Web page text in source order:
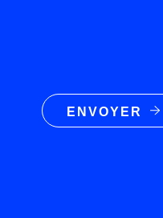
ENVOYER